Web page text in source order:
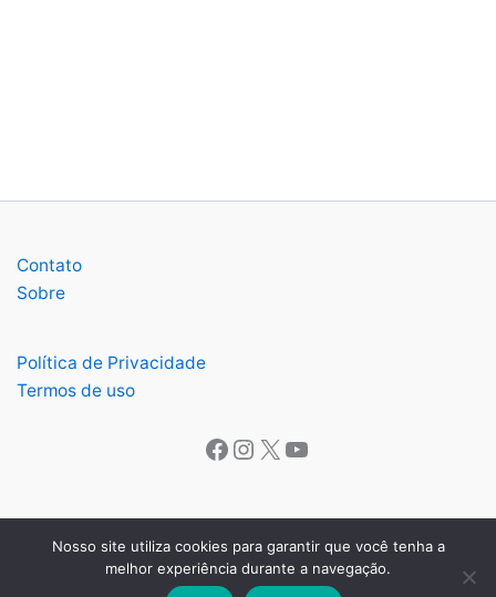
Contato
Sobre
Política de Privacidade
Termos de uso
Copyright © 2026 O Lavrense | Todos os direitos reservados.
Nosso site utiliza cookies para garantir que você tenha a
melhor experiência durante a navegação.